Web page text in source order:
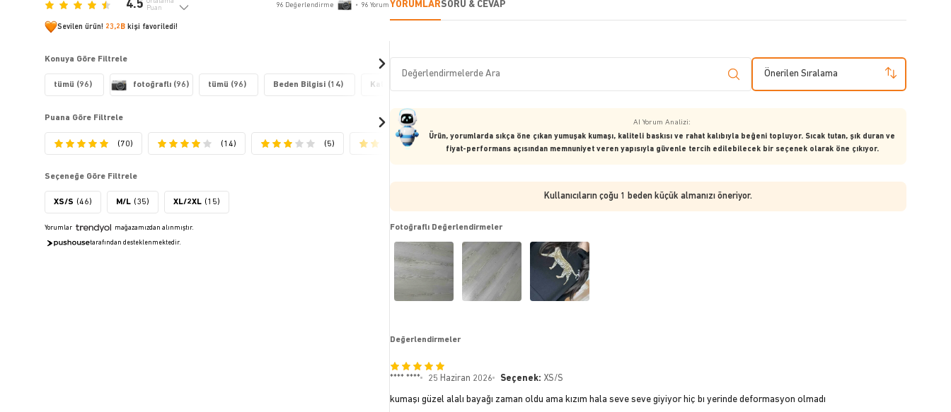
4.5
Puan
96 Değerlendirme • 96 Yorum
Sevilen ürün! 23,2B kişi favoriledi!
Konuya Göre Filtrele
tümü (96) fotoğraflı (96) tümü (96) Beden Bilgisi (14) Kalite (10)
Puana Göre Filtrele
(70) (14) (5)
Seçeneğe Göre Filtrele
XS/S (46) M/L (35) XL/2XL (15)
Yorumlar mağazamızdan alınmıştır.
tarafından desteklenmektedir.
YORUMLARSORU & CEVAP
Önerilen Sıralama
AI Yorum Analizi:
Ürün, yorumlarda sıkça öne çıkan yumuşak kumaşı, kaliteli baskısı ve rahat kalıbıyla beğeni topluyor. Sıcak tutan, şık duran ve
fiyat-performans açısından memnuniyet veren yapısıyla güvenle tercih edilebilecek bir seçenek olarak öne çıkıyor.
Kullanıcıların çoğu 1 beden küçük almanızı öneriyor.
Fotoğraflı Değerlendirmeler
Değerlendirmeler
**** **** 25 Haziran 2026 Seçenek: XS/S
kumaşı güzel alalı bayağı zaman oldu ama kızım hala seve seve giyiyor hiç bı yerinde deformasyon olmadı